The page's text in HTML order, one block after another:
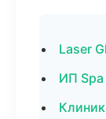
Laser
ИП